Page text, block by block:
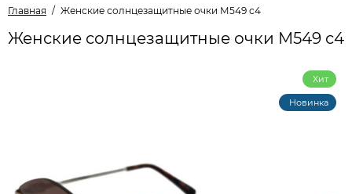
Главная Женские солнцезащитные очки М549 с4
Женские солнцезащитные очки М549 с4
Хит
Новинка